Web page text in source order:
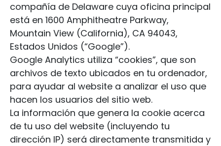
compañía de Delaware cuya oficina principal
está en 1600 Amphitheatre Parkway,
Mountain View (California), CA 94043,
Estados Unidos (“Google”).
Google Analytics utiliza “cookies”, que son
archivos de texto ubicados en tu ordenador,
para ayudar al website a analizar el uso que
hacen los usuarios del sitio web.
La información que genera la cookie acerca
de tu uso del website (incluyendo tu
dirección IP) será directamente transmitida y